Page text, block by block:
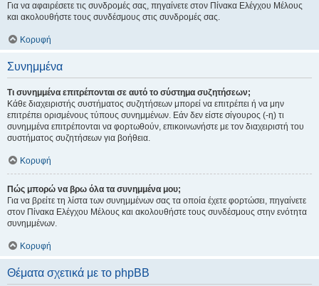
Για να αφαιρέσετε τις συνδρομές σας, πηγαίνετε στον Πίνακα Ελέγχου Μέλους
και ακολουθήστε τους συνδέσμους στις συνδρομές σας.
Κορυφή
Συνημμένα
Τι συνημμένα επιτρέπονται σε αυτό το σύστημα συζητήσεων;
Κάθε διαχειριστής συστήματος συζητήσεων μπορεί να επιτρέπει ή να μην
επιτρέπει ορισμένους τύπους συνημμένων. Εάν δεν είστε σίγουρος (-η) τι
συνημμένα επιτρέπονται να φορτωθούν, επικοινωνήστε με τον διαχειριστή του
συστήματος συζητήσεων για βοήθεια.
Κορυφή
Πώς μπορώ να βρω όλα τα συνημμένα μου;
Για να βρείτε τη λίστα των συνημμένων σας τα οποία έχετε φορτώσει, πηγαίνετε
στον Πίνακα Ελέγχου Μέλους και ακολουθήστε τους συνδέσμους στην ενότητα
συνημμένων.
Κορυφή
Θέματα σχετικά με το phpBB